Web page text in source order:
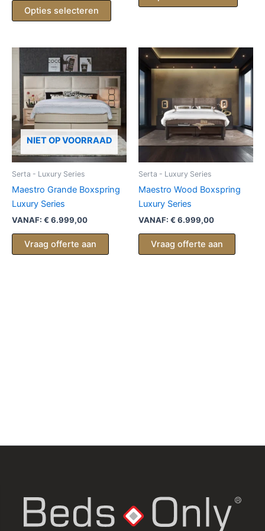
Opties selecteren
NIET OP VOORRAAD
Serta - Luxury Series
Maestro Grande Boxspring
Luxury Series
VANAF: € 6.999,00
Vraag offerte aan
Serta - Luxury Series
Maestro Wood Boxspring
Luxury Series
VANAF: € 6.999,00
Vraag offerte aan